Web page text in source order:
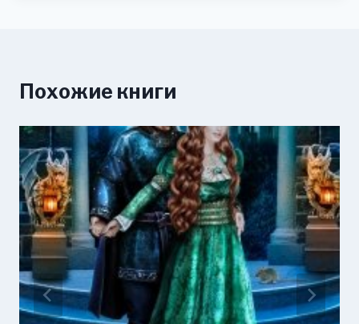
Похожие книги